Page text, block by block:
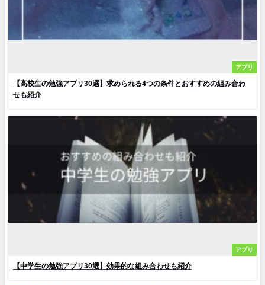
アプリ
【高校生の勉強アプリ30選】求められる4つの条件とおすすめの組み合わ
せも紹介
アプリ
【中学生の勉強アプリ30選】効果的な組み合わせも紹介